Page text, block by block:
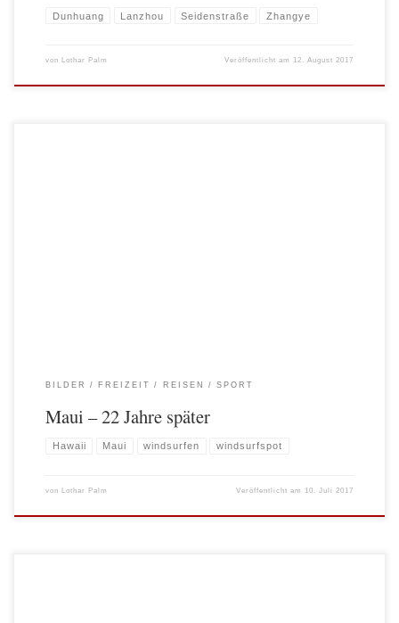
Dunhuang Lanzhou Seidenstraße Zhangye
von Lothar Palm Veröffentlicht am 12. August 2017
BILDER FREIZEIT REISEN SPORT
Maui – 22 Jahre später
Hawaii Maui windsurfen windsurfspot
von Lothar Palm Veröffentlicht am 10. Juli 2017